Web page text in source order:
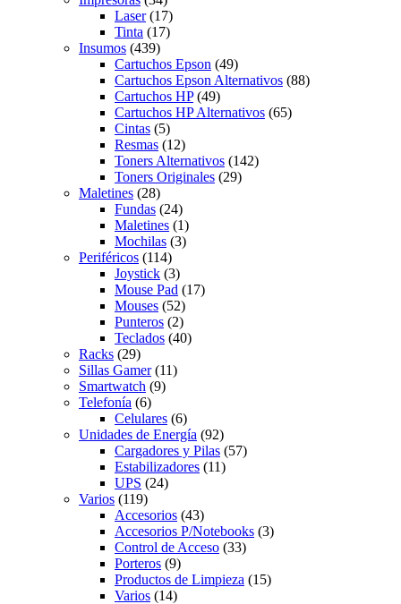
Laser (17)
Tinta (17)
Insumos (439)
Cartuchos Epson (49)
Cartuchos Epson Alternativos (88)
Cartuchos HP (49)
Cartuchos HP Alternativos (65)
Cintas (5)
Resmas (12)
Toners Alternativos (142)
Toners Originales (29)
Maletines (28)
Fundas (24)
Maletines (1)
Mochilas (3)
Periféricos (114)
Joystick (3)
Mouse Pad (17)
Mouses (52)
Punteros (2)
Teclados (40)
Racks (29)
Sillas Gamer (11)
Smartwatch (9)
Telefonía (6)
Celulares (6)
Unidades de Energía (92)
Cargadores y Pilas (57)
Estabilizadores (11)
UPS (24)
Varios (119)
Accesorios (43)
Accesorios P/Notebooks (3)
Control de Acceso (33)
Porteros (9)
Productos de Limpieza (15)
Varios (14)